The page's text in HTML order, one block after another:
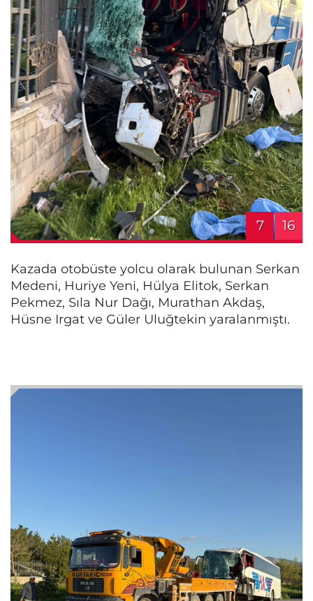
7 16
Kazada otobüste yolcu olarak bulunan Serkan
Medeni, Huriye Yeni, Hülya Elitok, Serkan
Pekmez, Sıla Nur Dağı, Murathan Akdaş,
Hüsne Irgat ve Güler Uluğtekin yaralanmıştı.